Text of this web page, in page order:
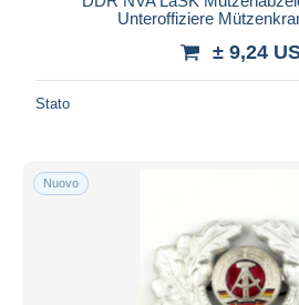
Unteroffiziere
± 9,24
Stato
Nuovo